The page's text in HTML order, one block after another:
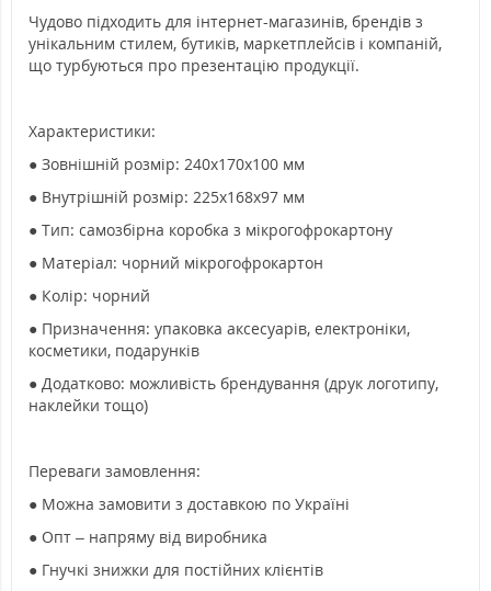
Чудово підходить для інтернет-магазинів, брендів з
унікальним стилем, бутиків, маркетплейсів і компаній,
що турбуються про презентацію продукції.
Характеристики:
● Зовнішній розмір: 240х170х100 мм
● Внутрішній розмір: 225х168х97 мм
● Тип: самозбірна коробка з мікрогофрокартону
● Матеріал: чорний мікрогофрокартон
● Колір: чорний
● Призначення: упаковка аксесуарів, електроніки,
косметики, подарунків
● Додатково: можливість брендування (друк логотипу,
наклейки тощо)
Переваги замовлення:
● Можна замовити з доставкою по Україні
● Опт – напряму від виробника
● Гнучкі знижки для постійних клієнтів